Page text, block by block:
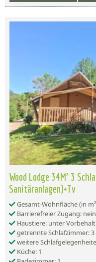
Wood Lodge 34M² 3
Sanitäranlagen)+Tv
Gesamt-Wohnfläche (in
Barrierefreier Zugang: nein
Haustiere: unter
getrennte Schlafzimmer: 3
weitere
Küche: 1